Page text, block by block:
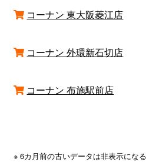
コーナン 東大阪菱江店
コーナン 外環新石切店
コーナン 布施駅前店
※ 6カ月前の古いデータは非表示にな